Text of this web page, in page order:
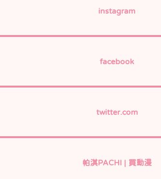
instagram
facebook
twitter.com
帕淇PACHI | 買動漫